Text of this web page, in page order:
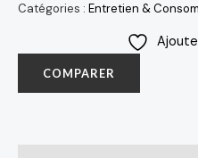
Catégories : Entretien &
COMPARER